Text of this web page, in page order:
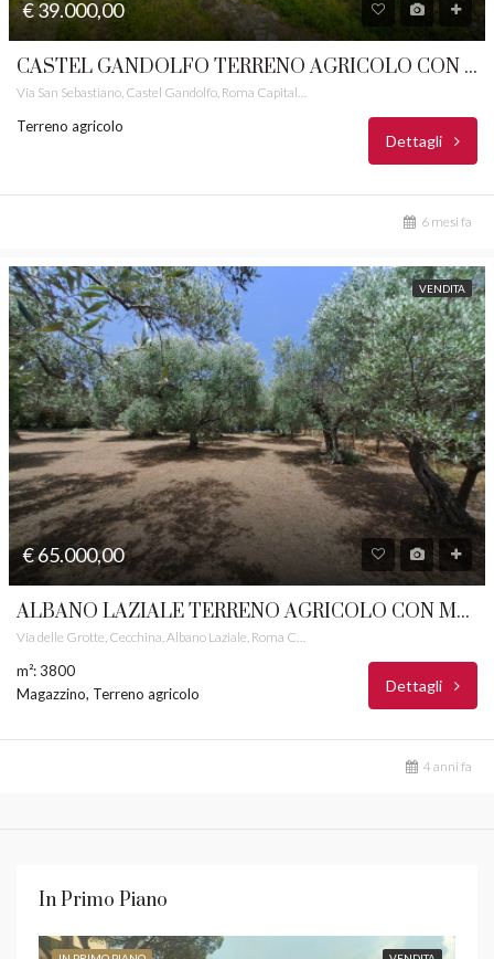
€ 39.000,00
CASTEL GANDOLFO TERRENO AGRICOLO CON MAGAZZINO CASTELLI ROMANI RIF.79
Terreno agricolo
Dettagli
6 mesi fa
VENDITA
€ 65.000,00
ALBANO LAZIALE TERRENO AGRICOLO CON MANUFATTO CASTELLI ROMANI RIF. 49
Via delle Grotte, Cecchina, Albano Laziale, Roma Capitale, Lazio, 00041, Italia
m²: 3800
Magazzino, Terreno agricolo
Dettagli
4 anni fa
In Primo Piano